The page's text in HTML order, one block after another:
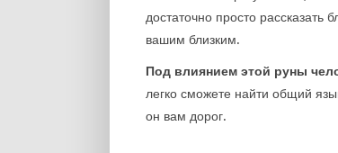
достаточно просто рассказать
вашим близким.
Под влиянием этой руны
легко сможете найти общий
он вам дорог.